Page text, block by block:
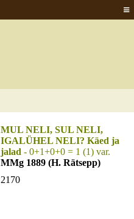
MUL NELI, SUL NELI,
IGALÜHEL NELI? Käed ja
jalad - 0+1+0+0 = 1 (1) var.
MMg 1889 (H. Rätsepp)
2170